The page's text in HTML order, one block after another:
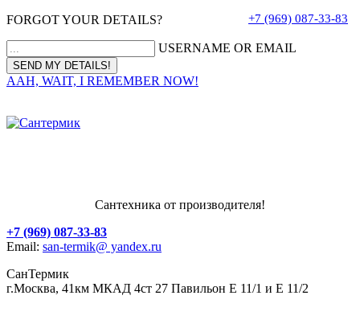
FORGOT YOUR DETAILS?
USERNAME OR EMAIL
AAH, WAIT, I REMEMBER NOW!
+7 (969) 087-33-83
Сантехника от производителя!
+7 (969) 087-33-83
Email: san-termik@ yandex.ru
СанТермик
г.Москва, 41км МКАД 4ст 27 Павильон Е 11/1 и Е 11/2